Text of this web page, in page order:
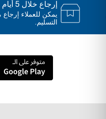
إرجاع خلال 5 أيام
التسليم.